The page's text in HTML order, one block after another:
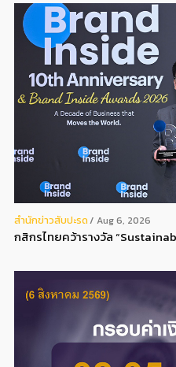
สํานักข่าวสับปะรด Aug 6, 2026
กสิกรไทยคว้ารางวัล